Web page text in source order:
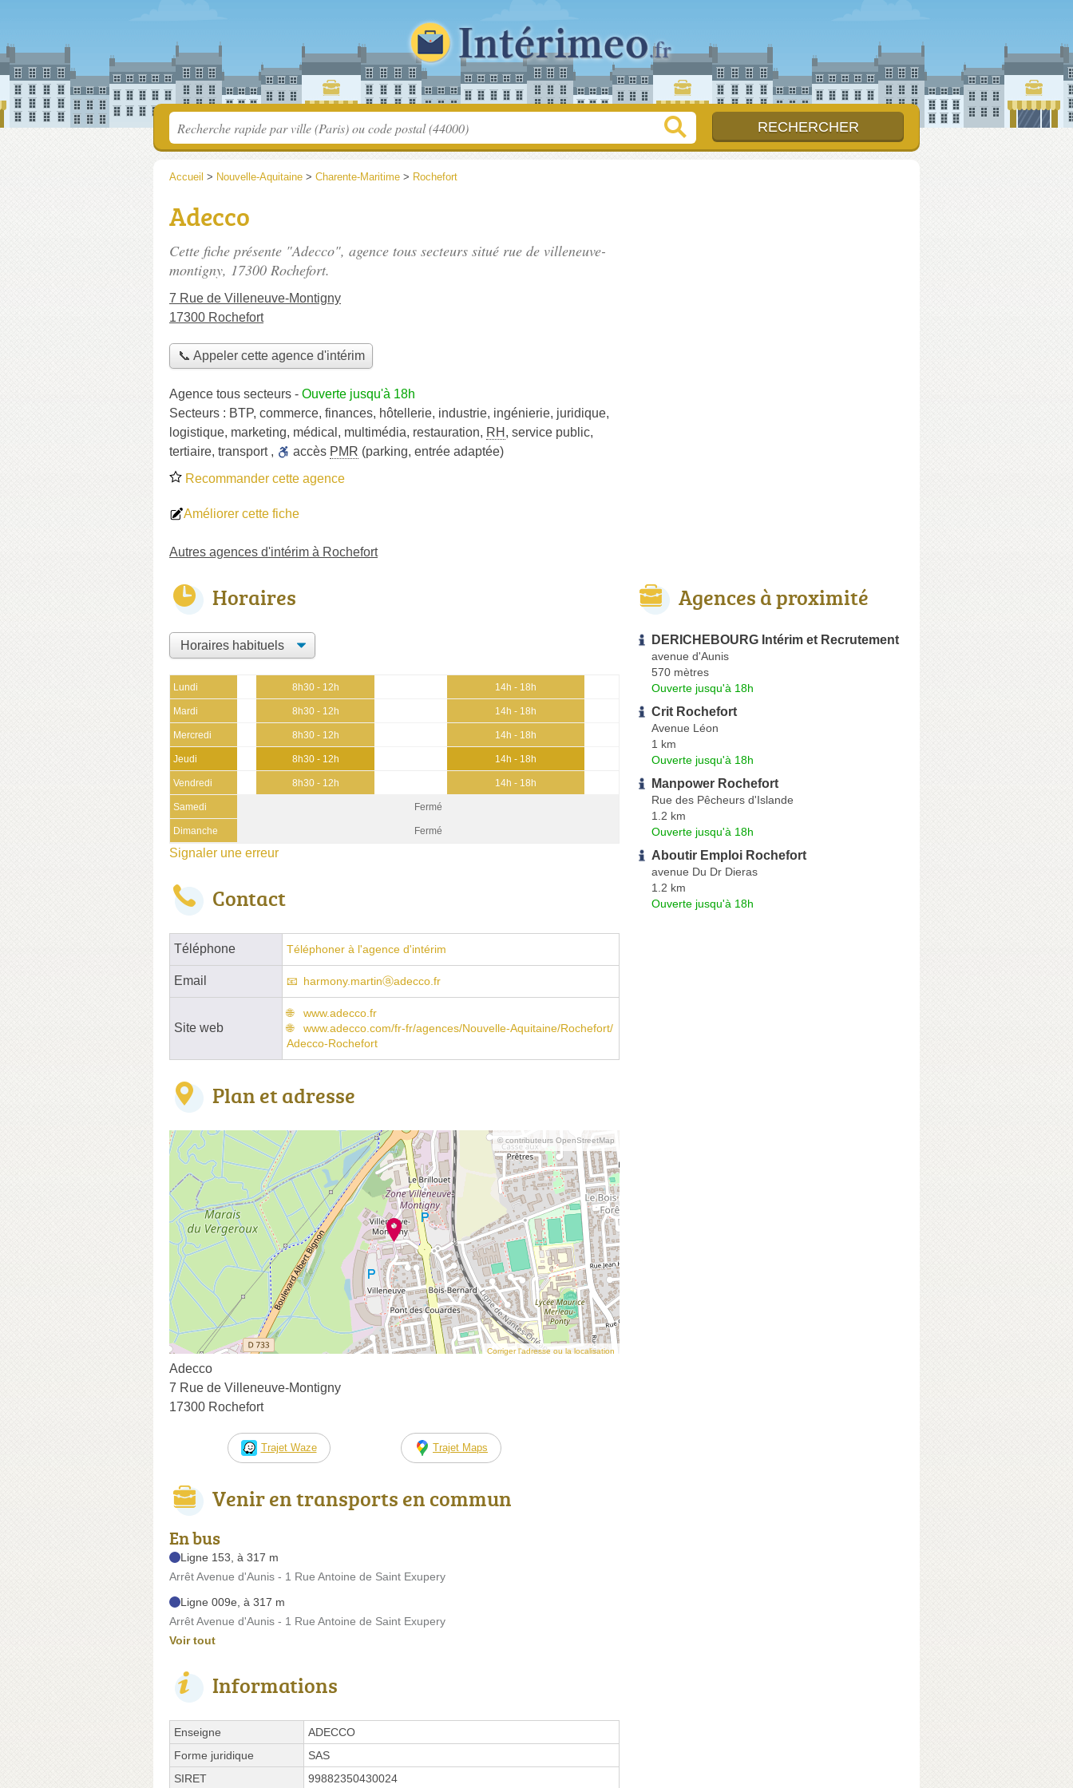
Accueil > Nouvelle-Aquitaine > Charente-Maritime > Rochefort
Adecco
Cette fiche présente "Adecco", agence tous secteurs situé rue de villeneuve-
montigny, 17300 Rochefort.
7 Rue de Villeneuve-Montigny
17300 Rochefort
📞 Appeler cette agence d'intérim
Agence tous secteurs - Ouverte jusqu'à 18h
Secteurs : BTP, commerce, finances, hôtellerie, industrie, ingénierie, juridique,
logistique, marketing, médical , multimédia, restauration, RH , service public,
tertiaire, transport , accès PMR (parking, entrée adaptée)
Recommander cette agence
Améliorer cette fiche
Autres agences d'intérim à Rochefort
Horaires
Lundi 8h30 - 12h 14h - 18h
Mardi 8h30 - 12h 14h - 18h
Mercredi 8h30 - 12h 14h - 18h
Jeudi 8h30 - 12h 14h - 18h
Vendredi 8h30 - 12h 14h - 18h
Samedi Fermé
Dimanche Fermé
Signaler une erreur
Contact
Téléphone Téléphoner à l'agence d'intérim
Email harmony.martinⓐadecco.fr
Site web
www.adecco.fr
www.adecco.com/fr-fr/agences/Nouvelle-Aquitaine/Rochefort/
Adecco-Rochefort
Plan et adresse
© contributeurs OpenStreetMap
Corriger l’adresse ou la localisation
Adecco
7 Rue de Villeneuve-Montigny
17300 Rochefort
Trajet Waze Trajet Maps
Venir en transports en commun
En bus
Ligne 153, à 317 m
Arrêt Avenue d'Aunis - 1 Rue Antoine de Saint Exupery
Ligne 009e, à 317 m
Arrêt Avenue d'Aunis - 1 Rue Antoine de Saint Exupery
Voir tout
Informations
Enseigne
ADECCO
Forme juridique
SAS
SIRET
99882350430024
Agences à proximité
DERICHEBOURG Intérim et Recrutement
avenue d'Aunis
570 mètres
Ouverte jusqu'à 18h
Crit Rochefort
Avenue Léon
1 km
Ouverte jusqu'à 18h
Manpower Rochefort
Rue des Pêcheurs d'Islande
1.2 km
Ouverte jusqu'à 18h
Aboutir Emploi Rochefort
avenue Du Dr Dieras
1.2 km
Ouverte jusqu'à 18h